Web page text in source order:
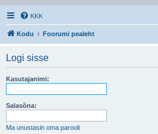
KKK
Kodu Foorumi pealeht
Logi sisse
Kasutajanimi:
Salasõna:
Ma unustasin oma parooli